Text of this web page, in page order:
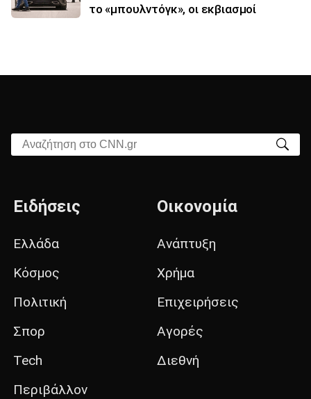
το «μπουλντόγκ», οι εκβιασμοί
Αναζήτηση στο CNN.gr
Ειδήσεις
Ελλάδα
Κόσμος
Πολιτική
Σπορ
Tech
Περιβάλλον
Οικονομία
Ανάπτυξη
Χρήμα
Επιχειρήσεις
Αγορές
Διεθνή